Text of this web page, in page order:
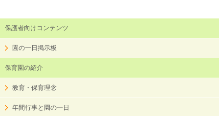
保護者向けコンテンツ
園の一日掲示板
保育園の紹介
教育・保育理念
年間行事と園の一日